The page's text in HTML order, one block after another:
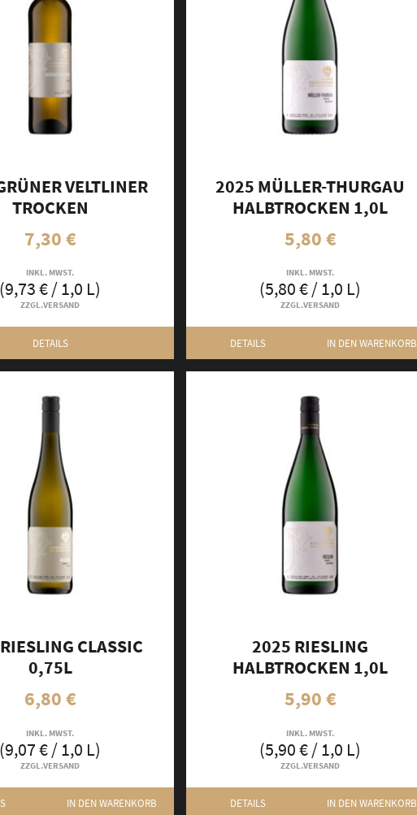
VELTLINER
TROCKEN
7,30€
INKL. MWST.
(9,73€/ 1,0 L)
ZZGL.VERSAND
DETAILS
2025 MÜLLER-THURGAU
HALBTROCKEN 1,0L
5,80€
INKL. MWST.
(5,80€/ 1,0 L)
ZZGL.VERSAND
DETAILS IN DEN WARENKORB
CLASSIC
0,75L
6,80€
INKL. MWST.
(9,07€/ 1,0 L)
ZZGL.VERSAND
IN DEN WARENKORB
2025 RIESLING
HALBTROCKEN 1,0L
5,90€
INKL. MWST.
(5,90€/ 1,0 L)
ZZGL.VERSAND
DETAILS IN DEN WARENKORB